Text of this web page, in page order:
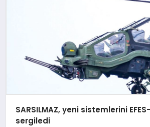
SARSILMAZ, yeni sistemlerini
sergiledi